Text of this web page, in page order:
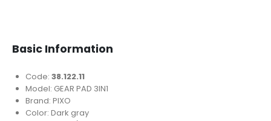
Basic Information
Code:38.122.11
Model: GEAR PAD 3IN1
Brand: PIXO
Color: Dark gray